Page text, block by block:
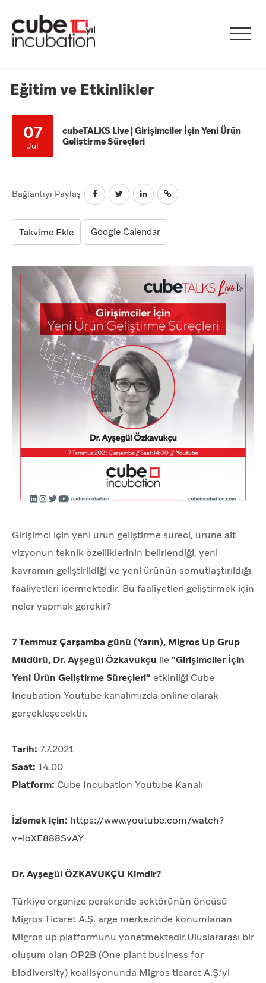
Eğitim ve Etkinlikler
07
Jul
cubeTALKS Live | Girişimciler İçin Yeni Ürün
Geliştirme Süreçleri
Bağlantıyı Paylaş
Google Calendar
Girişimci için yeni ürün geliştirme süreci, ürüne ait
vizyonun teknik özelliklerinin belirlendiği, yeni
kavramın geliştirildiği ve yeni ürünün somutlaştırıldığı
faaliyetleri içermektedir. Bu faaliyetleri geliştirmek için
neler yapmak gerekir?
7 Temmuz Çarşamba günü (Yarın), Migros Up Grup
Müdürü, Dr. Ayşegül Özkavukçu ile"Girişimciler İçin
Yeni Ürün Geliştirme Süreçleri” etkinliği Cube
Incubation Youtube kanalımızda online olarak
gerçekleşecektir.
Tarih: 7.7.2021
Saat: 14.00
Platform: Cube Incubation Youtube Kanalı
İzlemek için: https://www.youtube.com/watch?
v=loXE888SvAY
Dr. Ayşegül ÖZKAVUKÇU Kimdir?
Türkiye organize perakende sektörünün öncüsü
Migros Ticaret A.Ş. arge merkezinde konumlanan
Migros up platformunu yönetmektedir.Uluslararası bir
oluşum olan OP2B (One plant business for
biodiversity) koalisyonunda Migros ticaret A.Ş.’yi